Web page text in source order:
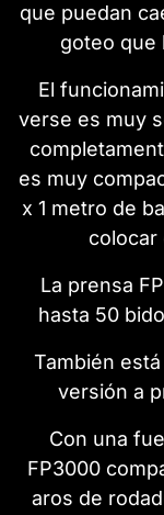
que puedan
goteo que
El
verse es muy
es muy
x 1 metro de
colocar
La prensa
hasta 50
También
versión a
Con una
FP3000
aros de